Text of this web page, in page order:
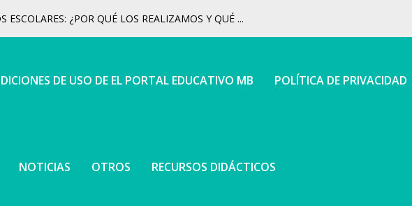
ESCOLARES: ¿POR QUÉ LOS REALIZAMOS Y QUÉ ...
DE USO DE EL PORTAL EDUCATIVO MB POLÍTICA DE PRIVACIDAD
NOTICIAS OTROS RECURSOS DIDÁCTICOS